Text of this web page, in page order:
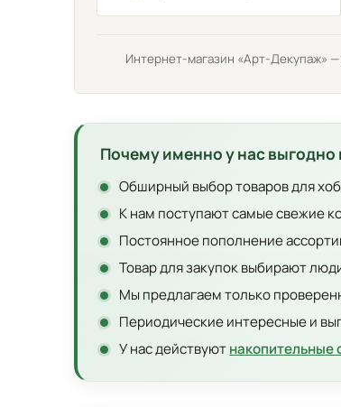
Интернет-магазин «Арт-Декупаж» —
Почему именно у нас выгодно
Обширный выбор товаров для
К нам поступают самые свежие
Постоянное пополнение
Товар для закупок выбирают
Мы предлагаем только
Периодические интересные и
У нас действуютнакопительные